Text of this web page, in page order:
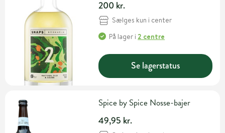
200 kr.
Sælges kun i center
På lager i2 centre
Se lagerstatus
Spice by Spice Nosse-bajer
49,95 kr.